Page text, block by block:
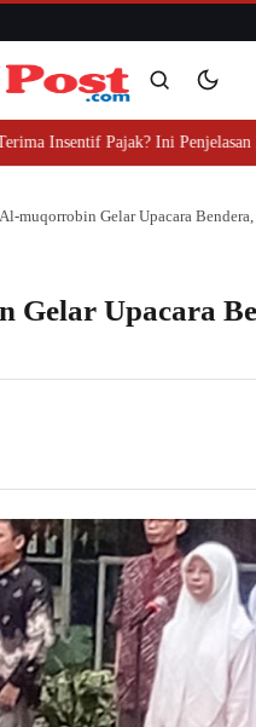
Cari
Insentif Pajak? Ini Penjelasan
muqorrobin Gelar Upacara
Gelar Upacara